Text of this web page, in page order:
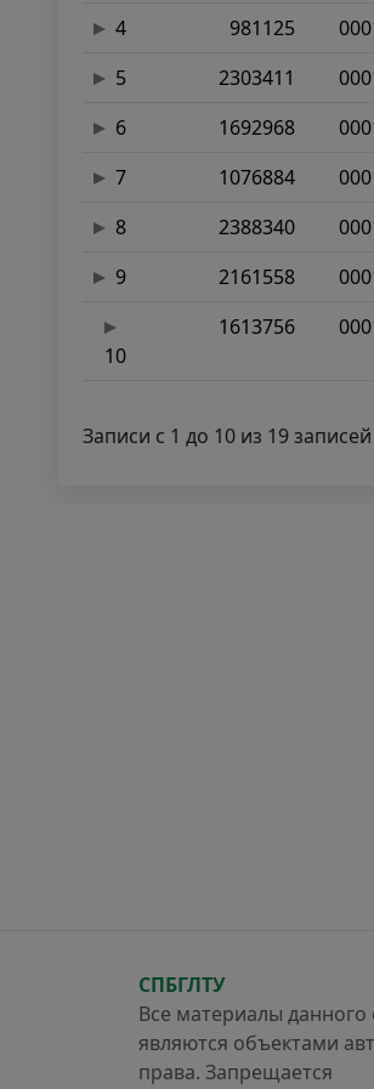
4
981125
5
2303411
6
1692968
7
1076884
8
2388340
9
2161558
10
1613756
Записи с 1 до 10 из 19 записей
СПБГЛТУ
Все материалы данного
являются объектами
права. Запрещается